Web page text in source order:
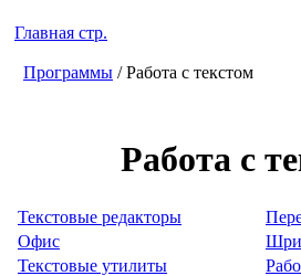
Главная стр.
Программы / Работа с текстом
Работа с
Текстовые редакторы
Офис
Текстовые утилиты